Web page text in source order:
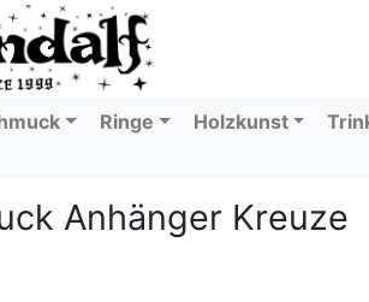
Ringe Holzkunst
Anhänger Kreuze